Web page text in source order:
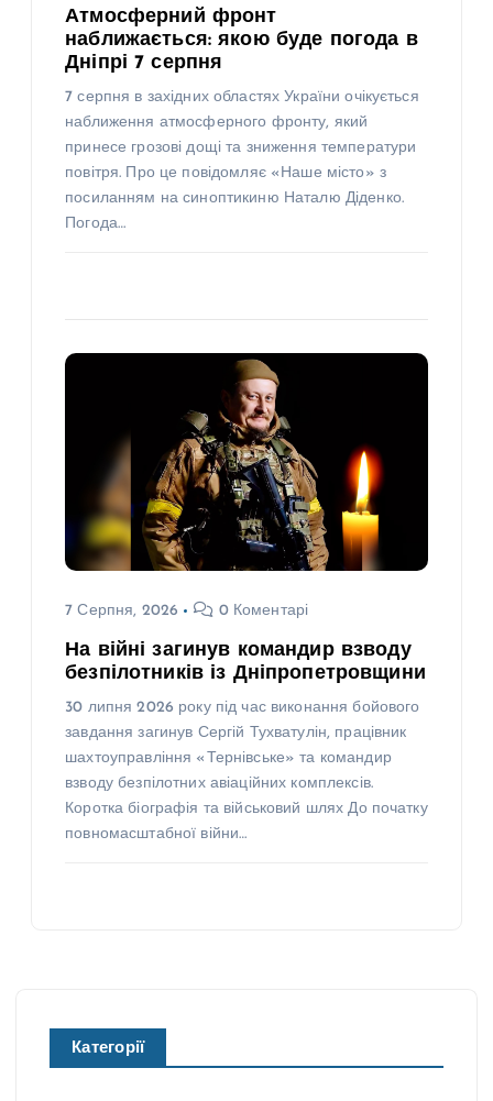
Атмосферний фронт
наближається: якою буде погода в
Дніпрі 7 серпня
7 серпня в західних областях України очікується
наближення атмосферного фронту, який
принесе грозові дощі та зниження температури
повітря. Про це повідомляє «Наше місто» з
посиланням на синоптикиню Наталю Діденко.
Погода…
7 Серпня, 2026 0 Коментарі
На війні загинув командир взводу
безпілотників із Дніпропетровщини
30 липня 2026 року під час виконання бойового
завдання загинув Сергій Тухватулін, працівник
шахтоуправління «Тернівське» та командир
взводу безпілотних авіаційних комплексів.
Коротка біографія та військовий шлях До початку
повномасштабної війни…
Категорії